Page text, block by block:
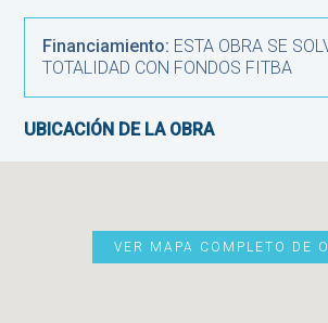
Financiamiento: ESTA OBRA SE
TOTALIDAD CON FONDOS FITBA
UBICACIÓN DE LA OBRA
VER MAPA COMPLETO DE